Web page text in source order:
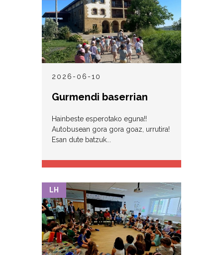
2026-06-10
Gurmendi baserrian
Hainbeste esperotako eguna!!
Autobusean gora gora goaz, urrutira!
Esan dute batzuk...
LH